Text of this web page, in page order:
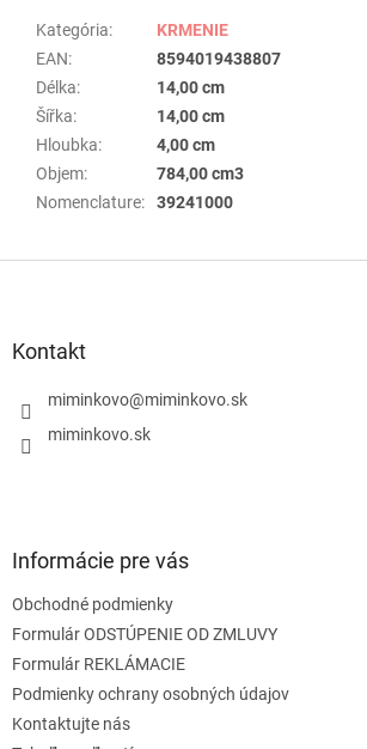
Kategória:
KRMENIE
EAN:
8594019438807
Délka:
14,00 cm
Šířka:
14,00 cm
Hloubka:
4,00 cm
Objem:
784,00 cm3
Nomenclature: 39241000
Kontakt
miminkovo@miminkovo.sk
miminkovo.sk
Informácie pre vás
Obchodné podmienky
Formulár ODSTÚPENIE OD ZMLUVY
Formulár REKLÁMACIE
Podmienky ochrany osobných údajov
Kontaktujte nás